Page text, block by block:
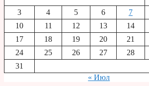
3
4 5 6 7
10
11 12 13 14
17
18 19 20 21
24
25 26 27 28
31
« Июл